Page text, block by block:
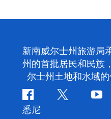
新南威尔士州旅游局
州的首批居民和民族
尔士州土地和水域的
Facebook叽
悉尼